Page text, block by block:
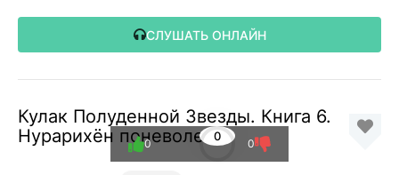
СЛУШАТЬ ОНЛАЙН
Кулак Полуденной Звезды. Книга 6.
Нурарихён поневоле
0
0 0